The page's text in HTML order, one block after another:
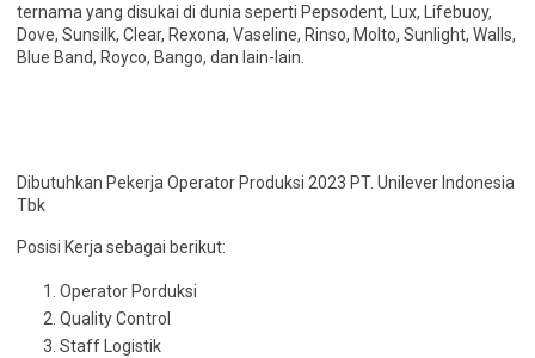
ternama yang disukai di dunia seperti Pepsodent, Lux, Lifebuoy,
Dove, Sunsilk, Clear, Rexona, Vaseline, Rinso, Molto, Sunlight, Walls,
Blue Band, Royco, Bango, dan lain-lain.
Dibutuhkan Pekerja Operator Produksi 2023 PT. Unilever Indonesia
Tbk
Posisi Kerja sebagai berikut:
Operator Porduksi
Quality Control
Staff Logistik